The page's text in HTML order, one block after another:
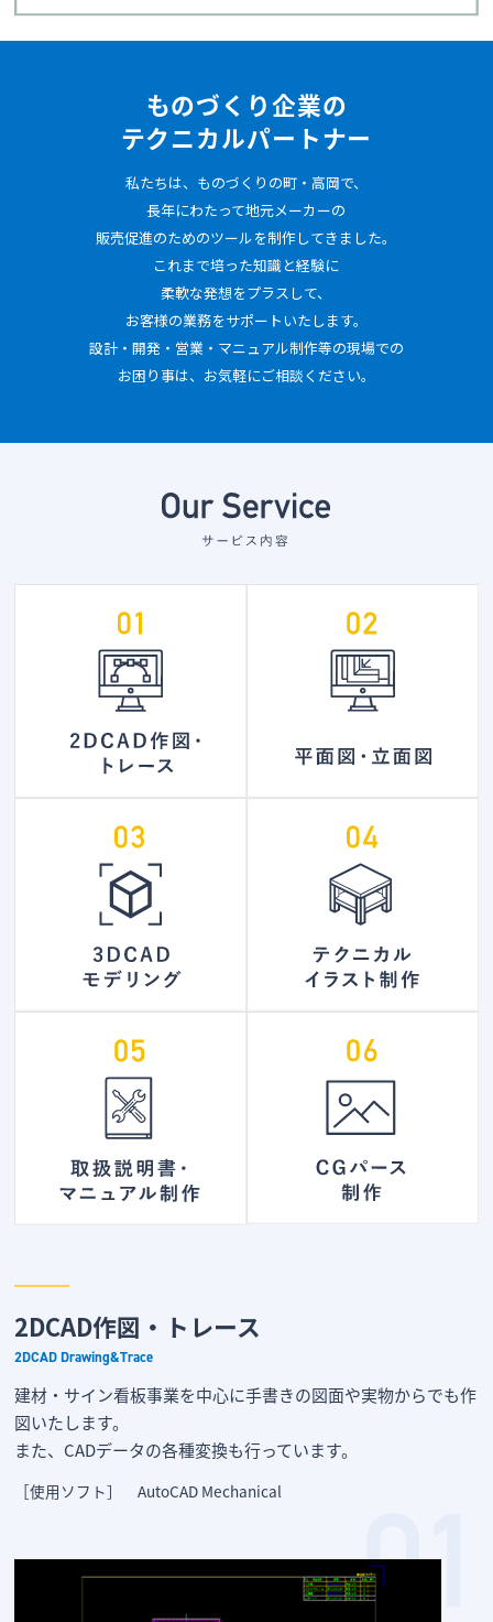
ものづくり企業の
テクニカルパートナー
私たちは、ものづくりの町・高岡で、
長年にわたって地元メーカーの
販売促進のためのツールを制作してきました。
これまで培った知識と経験に
柔軟な発想をプラスして、
お客様の業務をサポートいたします。
設計・開発・営業・マニュアル制作等の現場での
お困り事は、お気軽にご相談ください。
2DCAD作図・トレース
2DCAD Drawing&Trace
建材・サイン看板事業を中心に手書きの図面や実物からでも作
図いたします。
また、CADデータの各種変換も行っています。
［使用ソフト］ AutoCAD Mechanical